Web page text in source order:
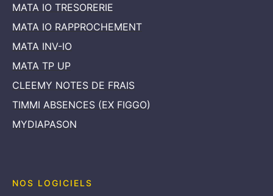
MATA IO TRESORERIE
MATA IO RAPPROCHEMENT
MATA INV-IO
MATA TP UP
CLEEMY NOTES DE FRAIS
TIMMI ABSENCES (EX FIGGO)
MYDIAPASON
NOS LOGICIELS